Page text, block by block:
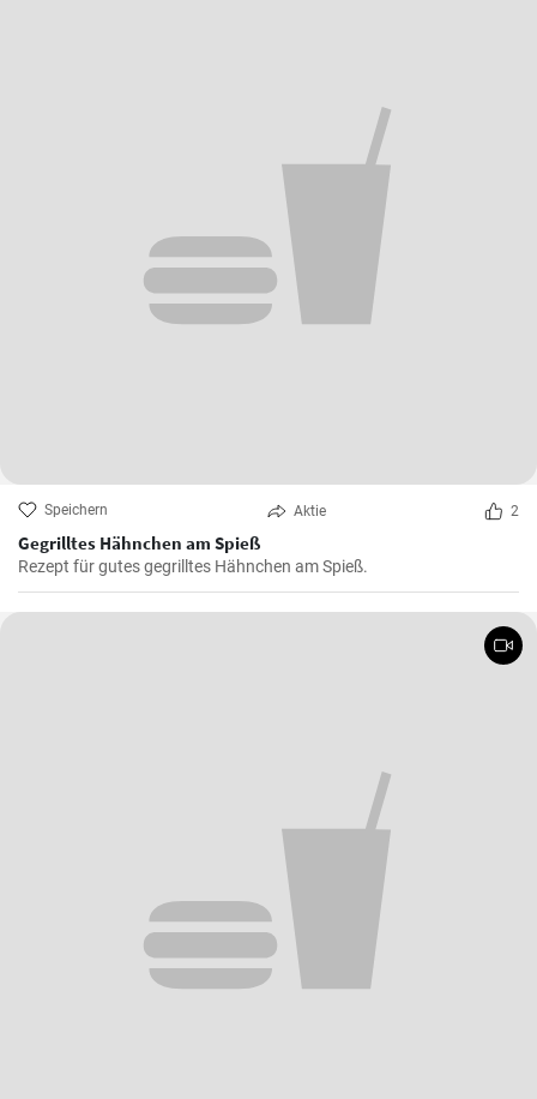
Speichern Aktie 2
Gegrilltes Hähnchen am Spieß
Rezept für gutes gegrilltes Hähnchen am Spieß.